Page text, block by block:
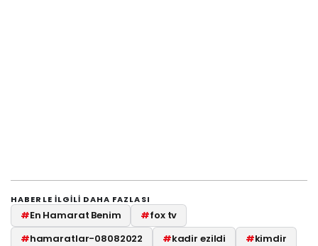
HABERLE ILGILI DAHA FAZLASI
#En Hamarat Benim #fox tv
#hamaratlar-08082022 #kadir ezildi #kimdir